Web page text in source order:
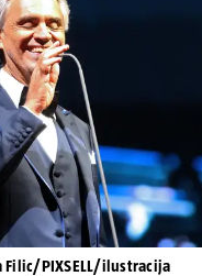
Filic/PIXSELL/ilustracija